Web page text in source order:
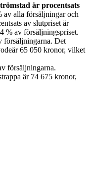
är procentsats
av alla försäljningar och
av slutpriset är
% av försäljningspriset.
försäljningarna. Det
är 65 050 kronor, vilket
försäljningarna.
är 74 675 kronor,